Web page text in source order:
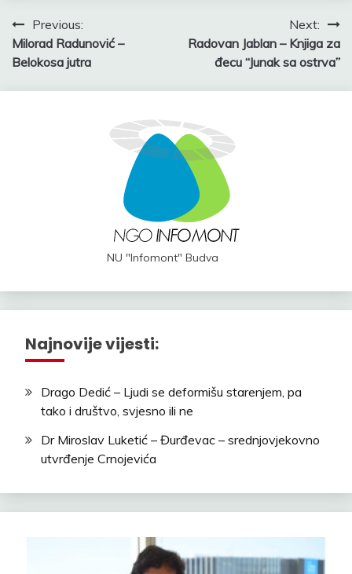
Post
navigation
Previous:
Milorad Radunović –
Belokosa jutra
Next:
Radovan Jablan – Knjiga za
đecu “Junak sa ostrva”
NU "Infomont" Budva
Najnovije vijesti:
Drago Dedić – Ljudi se deformišu starenjem, pa
tako i društvo, svjesno ili ne
Dr Miroslav Luketić – Đurđevac – srednjovjekovno
utvrđenje Crnojevića